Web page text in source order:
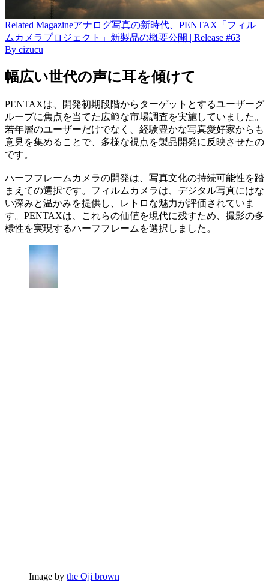
Related Magazineアナログ写真の新時代、PENTAX「フィル
ムカメラプロジェクト」新製品の概要公開 | Release #63
By cizucu
幅広い世代の声に耳を傾けて
PENTAXは、開発初期段階からターゲットとするユーザーグ
ループに焦点を当てた広範な市場調査を実施していました。
若年層のユーザーだけでなく、経験豊かな写真愛好家からも
意見を集めることで、多様な視点を製品開発に反映させたの
です。
ハーフフレームカメラの開発は、写真文化の持続可能性を踏
まえての選択です。フィルムカメラは、デジタル写真にはな
い深みと温かみを提供し、レトロな魅力が評価されていま
す。PENTAXは、これらの価値を現代に残すため、撮影の多
様性を実現するハーフフレームを選択しました。
Image by the Oji brown